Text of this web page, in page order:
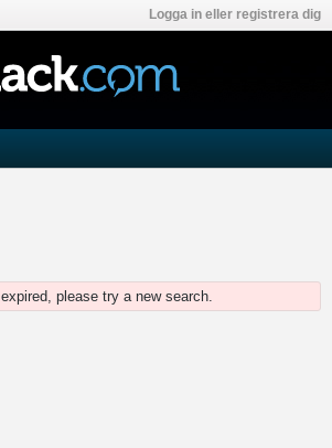
Logga in eller registrera dig
please try a new search.